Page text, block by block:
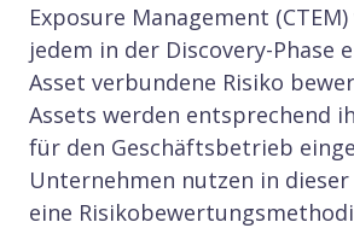
Exposure Management
jedem in der Discovery-Phase
Asset verbundene Risiko
Assets werden entsprechend
für den Geschäftsbetrieb
Unternehmen nutzen in dieser
eine